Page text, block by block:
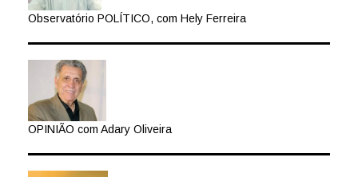
Observatório POLÍTICO, com Hely Ferreira
OPINIÃO com Adary Oliveira